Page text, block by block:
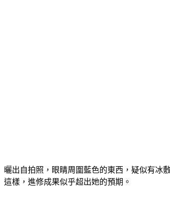
曬出自拍照，眼睛周圍藍色的東西，疑似有冰
這樣，進修成果似乎超出她的預期。